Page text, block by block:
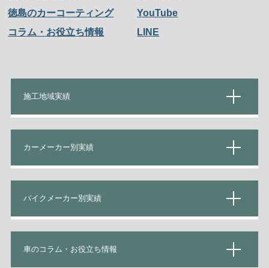
徳島のカーコーティング
コラム・お役立ち情報
YouTube
LINE
施工地域実績
カーメーカー別実績
バイクメーカー別実績
車のコラム・お役立ち情報